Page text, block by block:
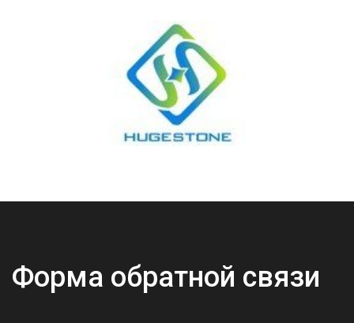
Форма обратной связи